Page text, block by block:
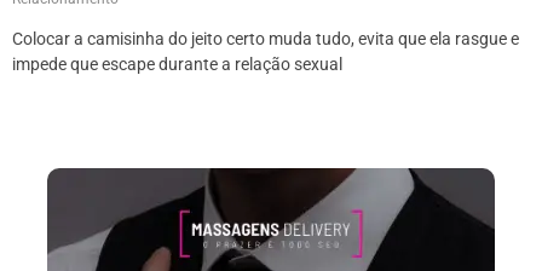
Colocar a camisinha do jeito certo muda tudo, evita que ela rasgue e
impede que escape durante a relação sexual